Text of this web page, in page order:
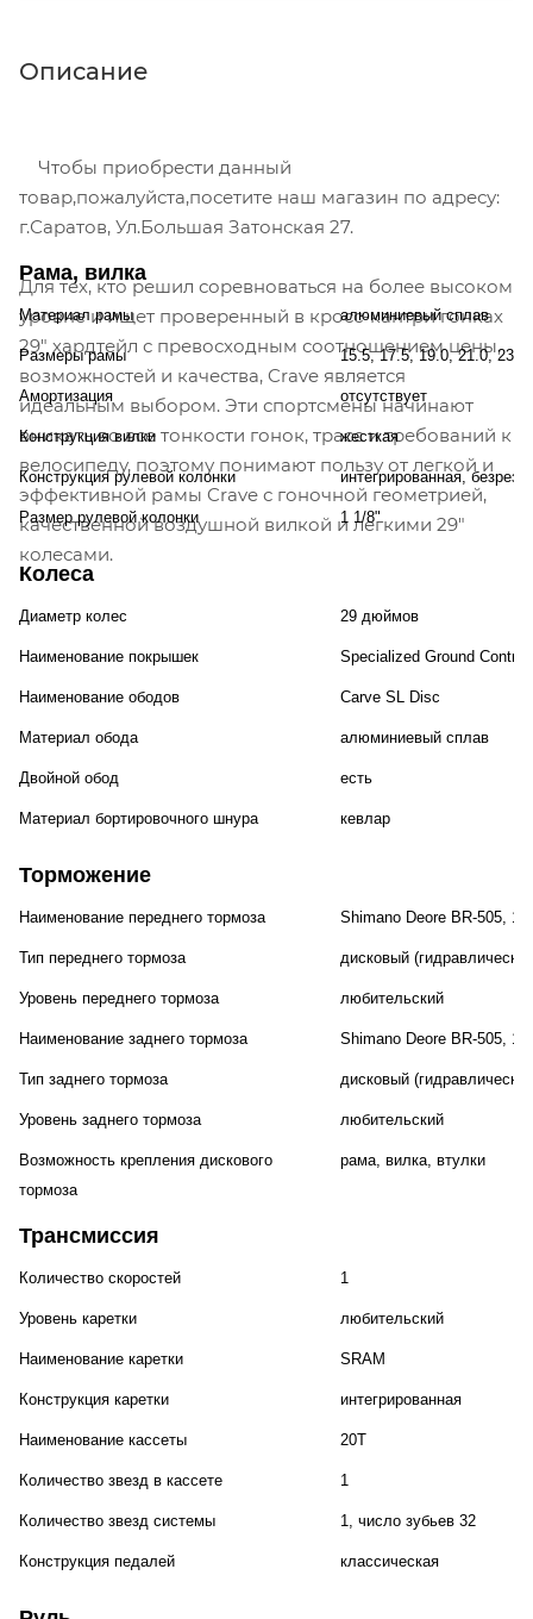
Описание
Чтобы приобрести данный
товар,пожалуйста,посетите наш магазин по адресу:
г.Саратов, Ул.Большая Затонская 27.
Для тех, кто решил соревноваться на более высоком
уровне и ищет проверенный в кросс-кантри гонках
29" хардтейл с превосходным соотношением цены,
возможностей и качества, Crave является
идеальным выбором. Эти спортсмены начинают
вникать во все тонкости гонок, трасс и требований к
велосипеду, поэтому понимают пользу от легкой и
эффективной рамы Crave с гоночной геометрией,
качественной воздушной вилкой и легкими 29"
колесами.
Рама, вилка
Материал рамы алюминиевый сплав
Размеры рамы 15.5, 17.5, 19.0, 21.0,
Амортизация отсутствует
Конструкция вилки жесткая
Конструкция рулевой колонки интегрированная,
Размер рулевой колонки 1 1/8"
Колеса
Диаметр колес 29 дюймов
Наименование покрышек Specialized Ground
Наименование ободов Carve SL Disc
Материал обода алюминиевый сплав
Двойной обод есть
Материал бортировочного шнура кевлар
Торможение
Наименование переднего тормоза Shimano Deore BR-505,
Тип переднего тормоза дисковый
Уровень переднего тормоза любительский
Наименование заднего тормоза Shimano Deore BR-505,
Тип заднего тормоза дисковый
Уровень заднего тормоза любительский
Возможность крепления дискового
тормоза
рама, вилка, втулки
Трансмиссия
Количество скоростей 1
Уровень каретки любительский
Наименование каретки SRAM
Конструкция каретки интегрированная
Наименование кассеты 20T
Количество звезд в кассете 1
Количество звезд системы 1, число зубьев 32
Конструкция педалей классическая